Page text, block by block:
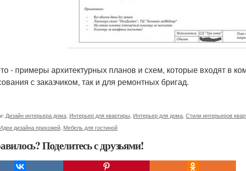
- примеры архитектурных планов и схем, которые входят в
с заказчиком, так и для ремонтных бригад.
Дизайн интерьера дома Интерьер для квартиры Интерьер для дома Стили интерьеров
Идеи дизайна прихожей Мебель для гостиной
Поделитесь с друзьями!